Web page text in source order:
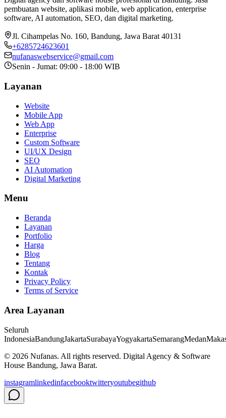
pembuatan website, aplikasi mobile, web application, enterprise
software, AI automation, SEO, dan digital marketing.
Jl. Cihampelas No. 160, Bandung, Jawa Barat 40131
+6285724623601
nufanaswebservice@gmail.com
Senin - Jumat: 09:00 - 18:00 WIB
Layanan
Website
Mobile App
Web App
Enterprise
Custom Software
UI/UX Design
SEO
AI Automation
Digital Marketing
Menu
Beranda
Layanan
Portfolio
Harga
Blog
Tentang
Kontak
Privacy Policy
Terms of Service
Area Layanan
Seluruh
IndonesiaBandungJakartaSurabayaYogyakartaSemarangMedan
© 2026 Nufanas. All rights reserved. Digital Agency & Software
House Bandung, Jawa Barat.
instagramlinkedinfacebooktwitteryoutubegithub